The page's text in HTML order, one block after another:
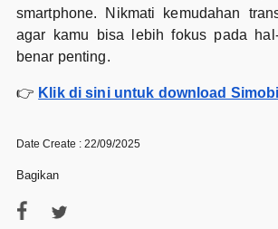
smartphone. Nikmati kemudahan
agar kamu bisa lebih fokus pada
benar penting.
👉 Klik di sini untuk download
Date Create : 22/09/2025
Bagikan